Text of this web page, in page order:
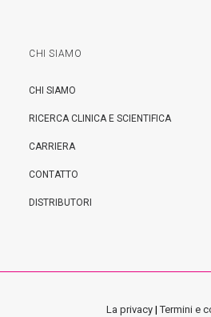
CHI SIAMO
CHI SIAMO
RICERCA CLINICA E SCIENTIFICA
CARRIERA
CONTATTO
DISTRIBUTORI
La privacy |Termini e